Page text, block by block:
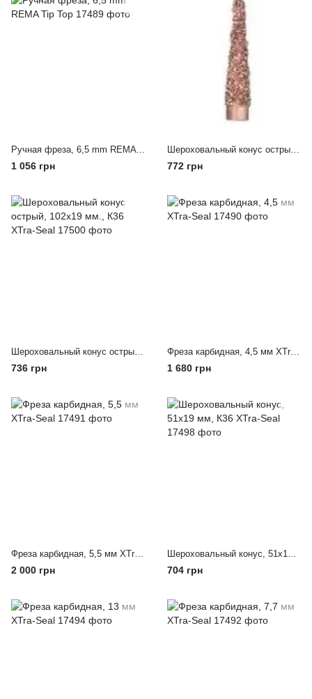
Ручная фреза, 6,5 mm REMA Tip Top
1 056 грн
Шероховальный конус острый, 102х19 мм., К16 XTra-Seal
772 грн
Шероховальный конус острый, 102х19 мм., К36 XTra-Seal
736 грн
Фреза карбидная, 4,5 мм XTra-Seal
1 680 грн
Фреза карбидная, 5,5 мм XTra-Seal
2 000 грн
Шероховальный конус, 51х19 мм, К36 XTra-Seal
704 грн